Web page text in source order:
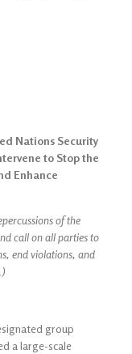
Nations Security
to Stop the
Enhance
of the
call on all parties to
end violations, and
group
a large-scale